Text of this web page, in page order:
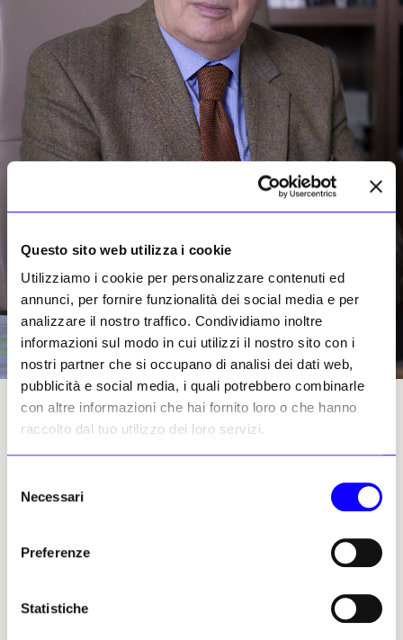
Questo sito web utilizza i cookie
Utilizziamo i cookie per personalizzare contenuti ed
annunci, per fornire funzionalità dei social media e per
analizzare il nostro traffico. Condividiamo inoltre
informazioni sul modo in cui utilizzi il nostro sito con i
nostri partner che si occupano di analisi dei dati web,
pubblicità e social media, i quali potrebbero combinarle
con altre informazioni che hai fornito loro o che hanno
raccolto dal tuo utilizzo dei loro servizi.
delNecessari
Preferenze
Statistiche
Kyriakos Koutsomallis. Photo: Chris Doulgeris
Goulandris
Goulandris è stato inaugurato nel 1979 a
Chora, sull’isola di Andros, città natale di
affacciato sul mare e sulle montagne